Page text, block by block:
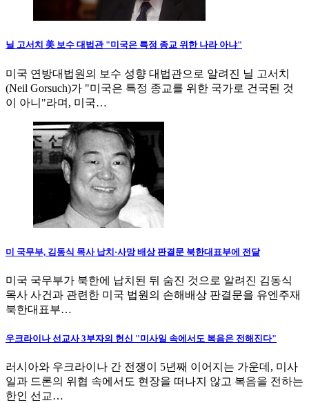
닐 고서치 美 보수 대법관 "미국은 특정 종교 위한 나라 아냐"
미국 연방대법원의 보수 성향 대법관으로 알려진 닐 고서치
(Neil Gorsuch)가 "미국은 특정 종교를 위한 국가로 건국된 것
이 아니"라며, 미국…
미 국무부, 김동식 목사 납치·사망 배상 판결문 북한대표부에 전달
미국 국무부가 북한에 납치된 뒤 숨진 것으로 알려진 김동식
목사 사건과 관련한 미국 법원의 손해배상 판결문을 유엔주재
북한대표부…
우크라이나 선교사 3부자의 헌신 "미사일 속에서도 복음은 전해진다"
러시아와 우크라이나 간 전쟁이 5년째 이어지는 가운데, 미사
일과 드론의 위협 속에서도 현장을 떠나지 않고 복음을 전하는
한인 선교…